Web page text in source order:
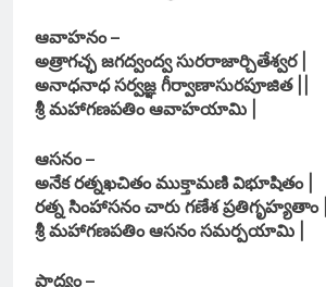
ఆవాహనం –
అత్రాగచ్ఛ జగద్వంద్వ సురరాజార్చితేశ్వర |
అనాధనాధ సర్వజ్ఞ గీర్వాణాసురపూజిత ||
శ్రీ మహాగణపతిం ఆవాహయామి |
ఆసనం –
అనేక రత్నఖచితం ముక్తామణి విభూషితం |
రత్న సింహాసనం చారు గణేశ ప్రతిగృహ్యతాం ||
శ్రీ మహాగణపతిం ఆసనం సమర్పయామి |
పాద్యం –